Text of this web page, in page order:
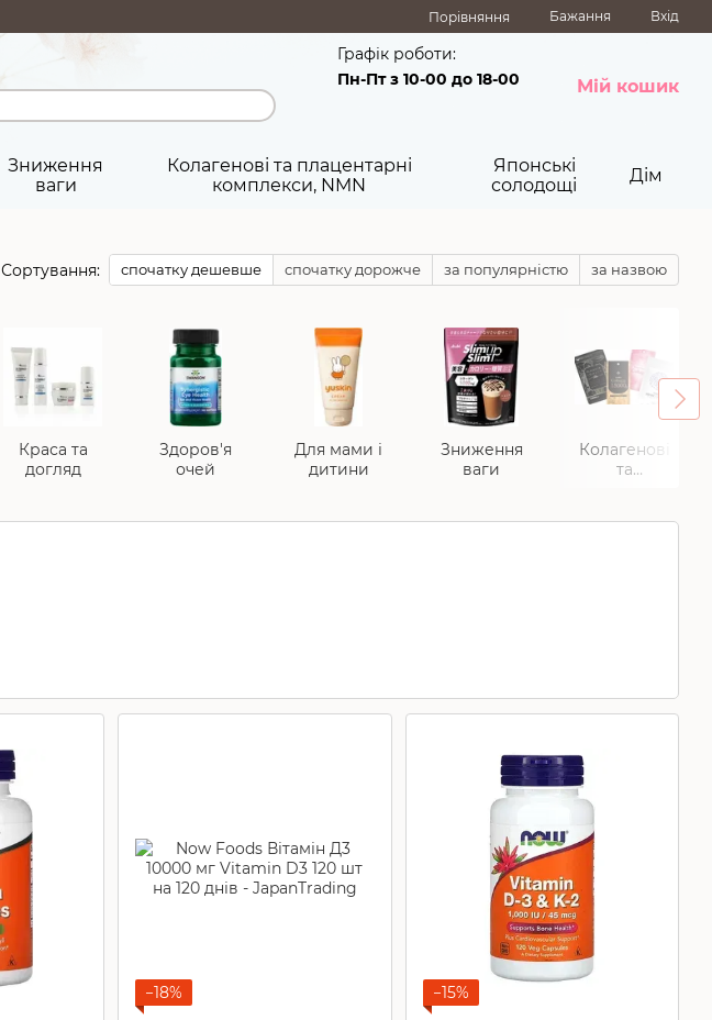
Порівняння Бажання Вхід
Графік роботи:
Пн-Пт з 10-00 до 18-00
Мій кошик
Зниження
ваги
Колагенові та плацентарні
комплекси, NMN
Японські
солодощі
Дім
Сортування: спочатку дешевше спочатку дорожче за популярністю за назвою
Краса та
догляд
Здоров'я
очей
Для мами і
дитини
Зниження
ваги
Колагенові
та
NMN
−18% −15%